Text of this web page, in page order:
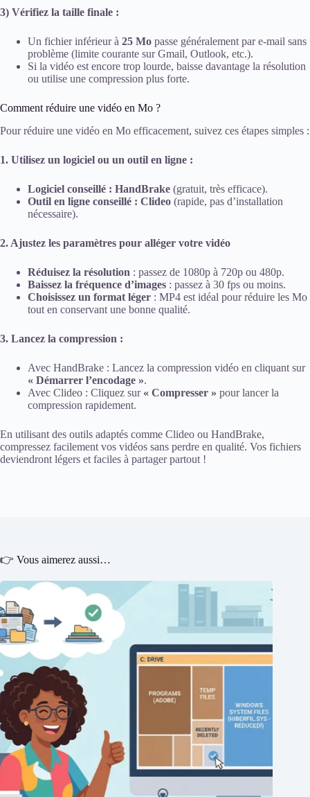
3) Vérifiez la taille finale :
Un fichier inférieur à 25 Mo passe généralement par e-mail sans
problème (limite courante sur Gmail, Outlook, etc.).
Si la vidéo est encore trop lourde, baisse davantage la résolution
ou utilise une compression plus forte.
Comment réduire une vidéo en Mo ?
Pour réduire une vidéo en Mo efficacement, suivez ces étapes simples :
1. Utilisez un logiciel ou un outil en ligne :
Logiciel conseillé : HandBrake (gratuit, très efficace).
Outil en ligne conseillé : Clideo (rapide, pas d’installation
nécessaire).
2. Ajustez les paramètres pour alléger votre vidéo
Réduisez la résolution : passez de 1080p à 720p ou 480p.
Baissez la fréquence d’images : passez à 30 fps ou moins.
Choisissez un format léger : MP4 est idéal pour réduire les Mo
tout en conservant une bonne qualité.
3. Lancez la compression :
Avec HandBrake : Lancez la compression vidéo en cliquant sur
« Démarrer l’encodage ».
Avec Clideo : Cliquez sur « Compresser » pour lancer la
compression rapidement.
En utilisant des outils adaptés comme Clideo ou HandBrake,
compressez facilement vos vidéos sans perdre en qualité. Vos fichiers
deviendront légers et faciles à partager partout !
👉 Vous aimerez aussi…